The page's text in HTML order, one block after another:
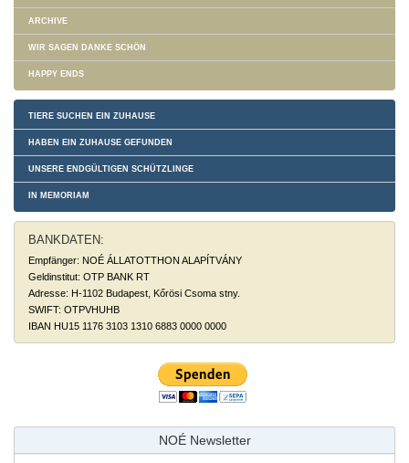
ARCHIVE
WIR SAGEN DANKE SCHÖN
HAPPY ENDS
TIERE SUCHEN EIN ZUHAUSE
HABEN EIN ZUHAUSE GEFUNDEN
UNSERE ENDGÜLTIGEN SCHÜTZLINGE
IN MEMORIAM
BANKDATEN:
Empfänger: NOÉ ÁLLATOTTHON ALAPÍTVÁNY
Geldinstitut: OTP BANK RT
Adresse: H-1102 Budapest, Kőrösi Csoma stny.
SWIFT: OTPVHUHB
IBAN HU15 1176 3103 1310 6883 0000 0000
NOÉ Newsletter